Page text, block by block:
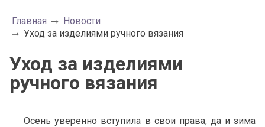
Главная
Новости
Уход за изделиями ручного вязания
Уход за изделиями
ручного вязания
Осень уверенно вступила в свои права, да и зима